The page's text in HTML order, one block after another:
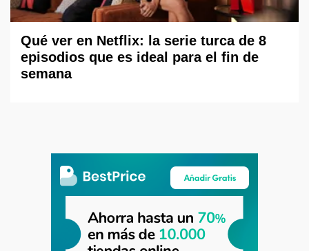
Qué ver en Netflix: la serie turca de 8
episodios que es ideal para el fin de
semana